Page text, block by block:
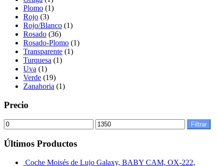
Plomo (1)
Rojo (3)
Rojo/Blanco (1)
Rosado (36)
Rosado-Plomo (1)
Transparente (1)
Turquesa (1)
Uva (1)
Verde (19)
Zanahoria (1)
Precio
Filtrar
Últimos Productos
Coche Moisés de Lujo Galaxy, BABY CAM, OX-222,